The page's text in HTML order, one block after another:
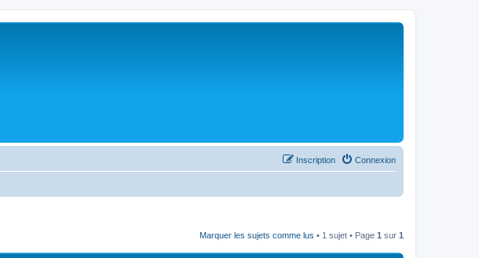
Connexion
Inscription
Marquer les sujets comme lus • 1 sujet • Page 1 sur 1